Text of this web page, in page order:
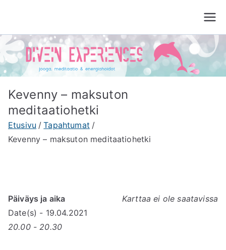
Divein Experiences
Kevenny – maksuton
meditaatiohetki
Etusivu
Tapahtumat
Kevenny – maksuton meditaatiohetki
Karttaa ei ole saatavissa
Päiväys ja aika
Date(s) - 19.04.2021
20.00 - 20.30